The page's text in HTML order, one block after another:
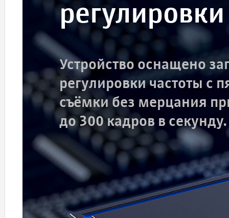
Устройство оснащено
регулировки частоты с
съёмки без мерцания
до 300 кадров в секунду.